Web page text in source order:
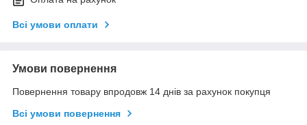
Всі умови оплати
Умови повернення
Повернення товару впродовж 14 днів за рахунок покупця
Всі умови повернення